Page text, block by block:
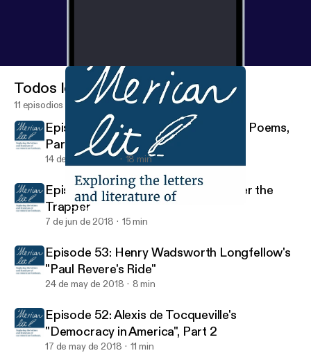
Episode 51: Walt Whitman's "A Song of Joys"
'Merican Lit
Todos los episodios
11 episodios
Episode 55: Walt Whitman Selected Poems,
Part 2
14 de jun de 2018 18 min
Episode 54: J.C. Lewis' "Black Beaver the
Trapper"
7 de jun de 2018 15 min
Episode 53: Henry Wadsworth Longfellow's
"Paul Revere's Ride"
24 de may de 2018 8 min
Episode 52: Alexis de Tocqueville's
"Democracy in America", Part 2
17 de may de 2018 11 min